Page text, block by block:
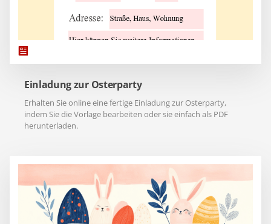
Einladung zur Osterparty
Erhalten Sie online eine fertige Einladung zur Osterparty,
indem Sie die Vorlage bearbeiten oder sie einfach als PDF
herunterladen.